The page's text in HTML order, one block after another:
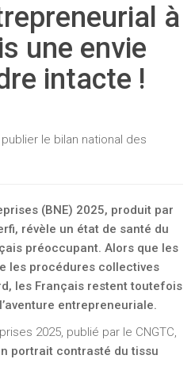
à
une envie
intacte !
le bilan national des
(BNE) 2025, produit par
révèle un état de santé du
préoccupant. Alors que les
les procédures collectives
les Français restent toutefois
entrepreneuriale.
2025, publié par le CNGTC,
portrait contrasté du tissu